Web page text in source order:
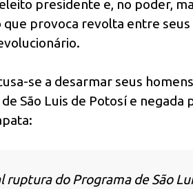
presidente e, no poder,
que provoca revolta entre
se a desarmar seus
São Luis de Potosí e
ruptura do Programa de São